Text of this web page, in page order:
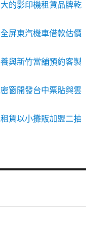
的影印機租賃品牌乾
屏東汽機車借款估價
與新竹當舖預約客製
窗開發台中票貼與雲
賃以小攤販加盟二抽